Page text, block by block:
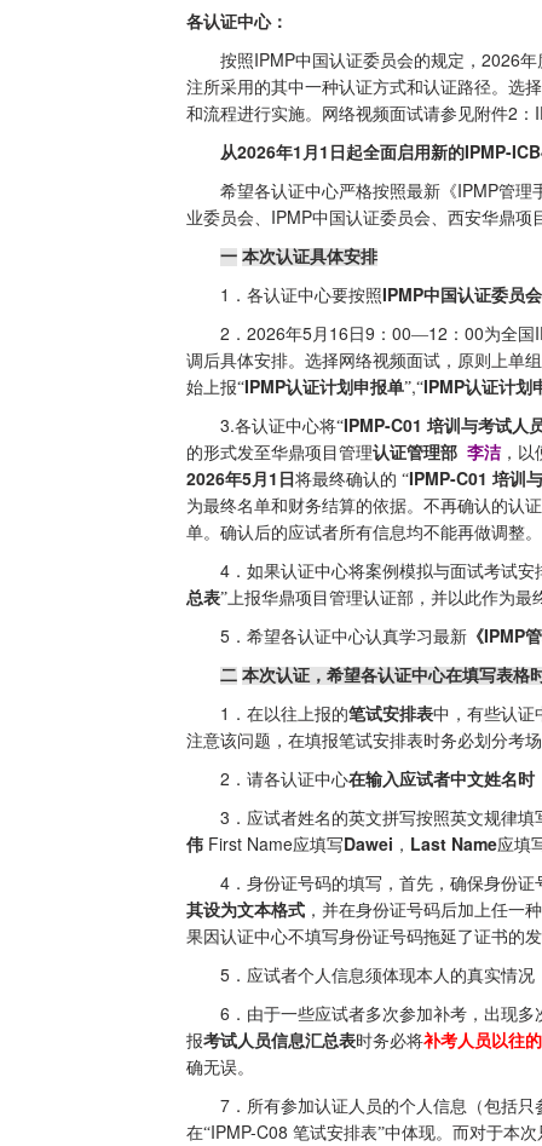
各认证中心：
按照IPMP中国认证委员会的规定， 2026年
注所采用的其中一种认证方式和认证路径。选
和流程进行实施。网络视频面试请参见附件2 ：
从2026年1 月 1 日起全面启用新的IPMP-
希望各认证中心严格按照最新《IPMP管理
业委员会、 IPMP中国认证委员会、西安华鼎项
一 本次认证具体安排
1 ．各认证中心要按照IPMP中国认证委员会
2 ． 2026年5月 16 日 9 ： 00—12 ： 00为全国
调后具体安排。 选择网络视频面试，原则上单
始上报“IPMP认证计划申报单”,“IPMP认证计划
3.各认证中心将“IPMP-C01 培训与考试人
的形式发至华鼎项目管理认证管理部 李洁，以
2026年5月 1 日 将最终确认的 “IPMP-C01 培训
为最终名单和财务结算的依据。不再确认的认
单。确认后的应试者所有信息均不能再做调整。
4．如果认证中心将案例模拟与面试考试
总表”上报华鼎项目管理认证部，并以此作为最
5．希望各认证中心认真学习最新《IPMP
二 本次认证，希望各认证中心在填写表格
1 ．在以往上报的笔试安排表中，有些认证
注意该问题，在填报笔试安排表时务必划分考
2 ．请各认证中心在输入应试者中文姓名时
3 ．应试者姓名的英文拼写按照英文规律填
伟First Name应填写Dawei ， Last Name应填
4． 身份证号码的填写，首先，确保身份
其设为文本格式，并在身份证号码后加上任一
果因认证中心不填写身份证号码拖延了证书的
5．应试者个人信息须体现本人的真实情
6 ．由于一些应试者多次参加补考，出现
报考试人员信息汇总表时务必将补考人员以往
确无误。
7．所有参加认证人员的个人信息（包括
在“IPMP-C08 笔试安排表”中体现。而对于本